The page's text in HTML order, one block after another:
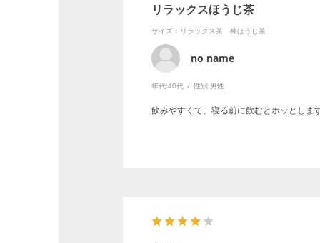
リラックスほうじ茶
サイズ：リラックス茶 棒ほうじ茶
no name
年代:40代 性別:男性
飲みやすくて、寝る前に飲むとホッとします